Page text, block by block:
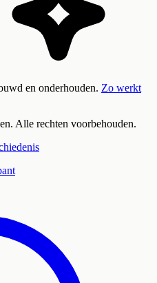
en onderhouden. Zo werkt
Alle rechten voorbehouden.